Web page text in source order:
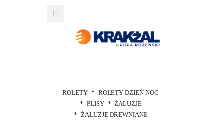
ROLETY
ROLETY DZIEŃ NOC
PLISY
ŻALUZJE
ŻALUZJE DREWNIANE